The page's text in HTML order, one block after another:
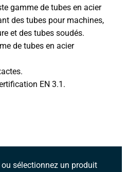
gamme de tubes en acier
des tubes pour machines,
et des tubes soudés.
de tubes en acier
EN 3.1.
sélectionnez un produit